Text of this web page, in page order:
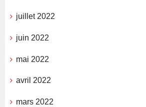
juillet 2022
juin 2022
mai 2022
avril 2022
mars 2022